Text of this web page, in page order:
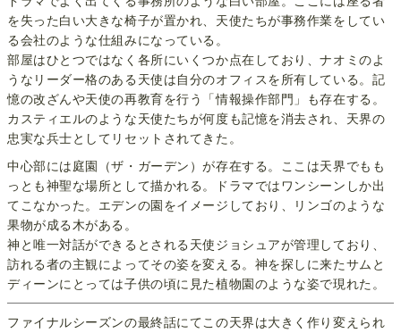
を失った白い大きな椅子が置かれ、天使たちが事務作業をしてい
る会社のような仕組みになっている。
部屋はひとつではなく各所にいくつか点在しており、ナオミのよ
うなリーダー格のある天使は自分のオフィスを所有している。記
憶の改ざんや天使の再教育を行う「情報操作部門」も存在する。
カスティエルのような天使たちが何度も記憶を消去され、天界の
忠実な兵士としてリセットされてきた。
中心部には庭園（ザ・ガーデン）が存在する。ここは天界でもも
っとも神聖な場所として描かれる。ドラマではワンシーンしか出
てこなかった。エデンの園をイメージしており、リンゴのような
果物が成る木がある。
神と唯一対話ができるとされる天使ジョシュアが管理しており、
訪れる者の主観によってその姿を変える。神を探しに来たサムと
ディーンにとっては子供の頃に見た植物園のような姿で現れた。
ファイナルシーズンの最終話にてこの天界は大きく作り変えられ